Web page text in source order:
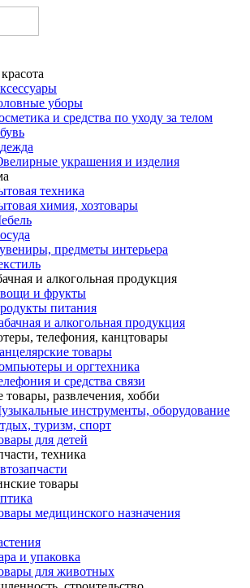
уборы
и средства по уходу за телом
украшения и изделия
техника
химия, хозтовары
предметы интерьера
и алкогольная продукция
и фрукты
питания
и алкогольная продукция
телефония, канцтовары
товары
и оргтехника
и средства связи
товары, развлечения, хобби
инструменты, оборудование
туризм, спорт
для детей
техника
товары
медицинского назначения
и упаковка
для животных